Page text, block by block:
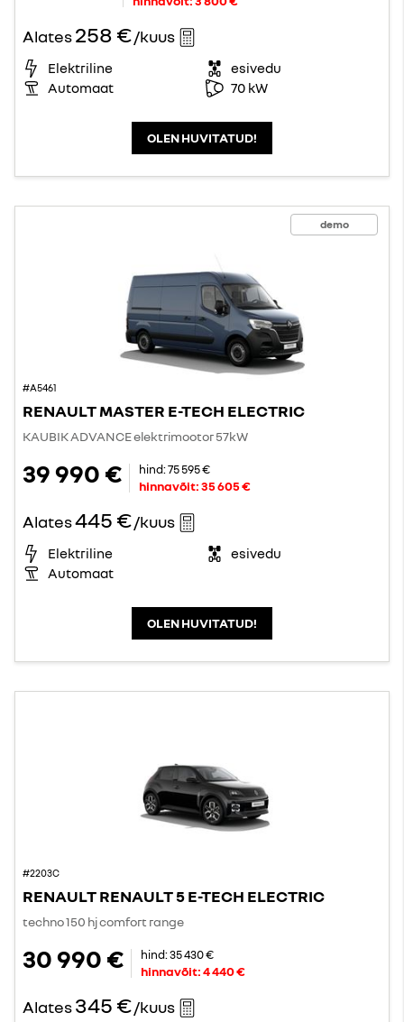
Alates258 €/kuus
Elektriline
esivedu
Automaat
70 kW
OLEN HUVITATUD!
demo
#A5461
RENAULT MASTER E-TECH ELECTRIC
KAUBIK ADVANCE elektrimootor 57kW
39 990 € hind:75 595 €
hinnavõit:35 605 €
Alates445 €/kuus
Elektriline
esivedu
Automaat
OLEN HUVITATUD!
#2203C
RENAULT RENAULT 5 E-TECH ELECTRIC
techno 150 hj comfort range
30 990 € hind:35 430 €
hinnavõit:4 440 €
Alates345 €/kuus